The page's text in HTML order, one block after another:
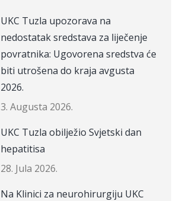
UKC Tuzla upozorava na
nedostatak sredstava za liječenje
povratnika: Ugovorena sredstva će
biti utrošena do kraja avgusta
2026.
3. Augusta 2026.
UKC Tuzla obilježio Svjetski dan
hepatitisa
28. Jula 2026.
Na Klinici za neurohirurgiju UKC